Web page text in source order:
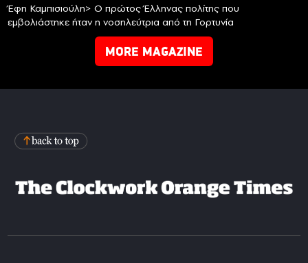
Έφη Καμπισιούλη> Ο πρώτος Έλληνας πολίτης που
εμβολιάστηκε ήταν η νοσηλεύτρια από τη Γορτυνία
MORE MAGAZINE